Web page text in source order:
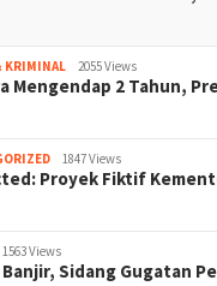
KRIMINAL 2055 Views
Mengendap 2 Tahun,
1847 Views
Proyek Fiktif
1563 Views
Banjir, Sidang Gugatan